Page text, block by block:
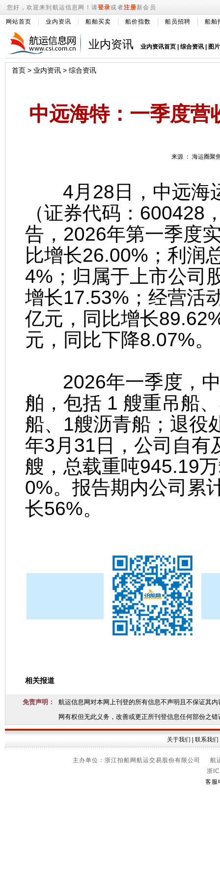
您好，欢迎来到航运信息网！请登录或者注册新会员
网站首页 业内资讯 船舶买卖 船价指数 船员招聘 船舶
业内资讯 业内资讯首页 综合资讯 图
首页 > 业内资讯 > 综合资讯
中远海特：一季度营
来源 ： 海运圈
4月28日，中远海
（证券代码：600428
告，2026年第一季度
比增长26.00%；利润
4%；归属于上市公司
增长17.53%；经营活
亿元，同比增长
元，同比下降8.07%。
2026年一季度，中
舶，包括 1 艘重吊船
船、1艘沥青船；退役
年3月31日，公司自有
艘，总载重吨945.19
0%。报告期内公司累
长56%。
相关报道
免责声明：
航运信息网对本网上刊登的所有信息不声明且不保证其
网有权但无此义务，改善或更正所刊登信息任何部份之错
关于我们 联系我们
主办单位：浙江拍船网航运交易股份有限公司
浙
客服